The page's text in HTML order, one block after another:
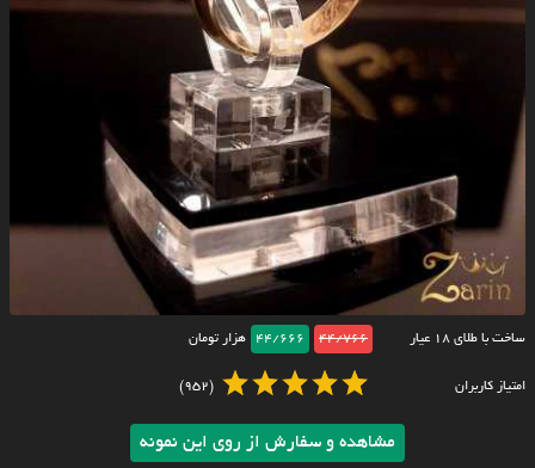
ساخت با طلای ۱۸ عیار 44/766
44/666 هزار تومان
امتیاز کاربران (952)
مشاهده و سفارش از روی این نمونه